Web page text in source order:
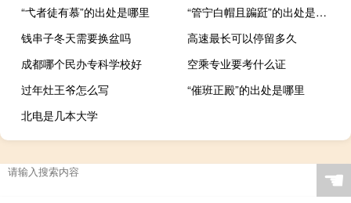
“弋者徒有慕”的出处是哪里
“管宁白帽且蹁跹”的出处是哪里
钱串子冬天需要换盆吗
高速最长可以停留多久
成都哪个民办专科学校好
空乘专业要考什么证
过年灶王爷怎么写
“催班正殿”的出处是哪里
北电是几本大学
☚